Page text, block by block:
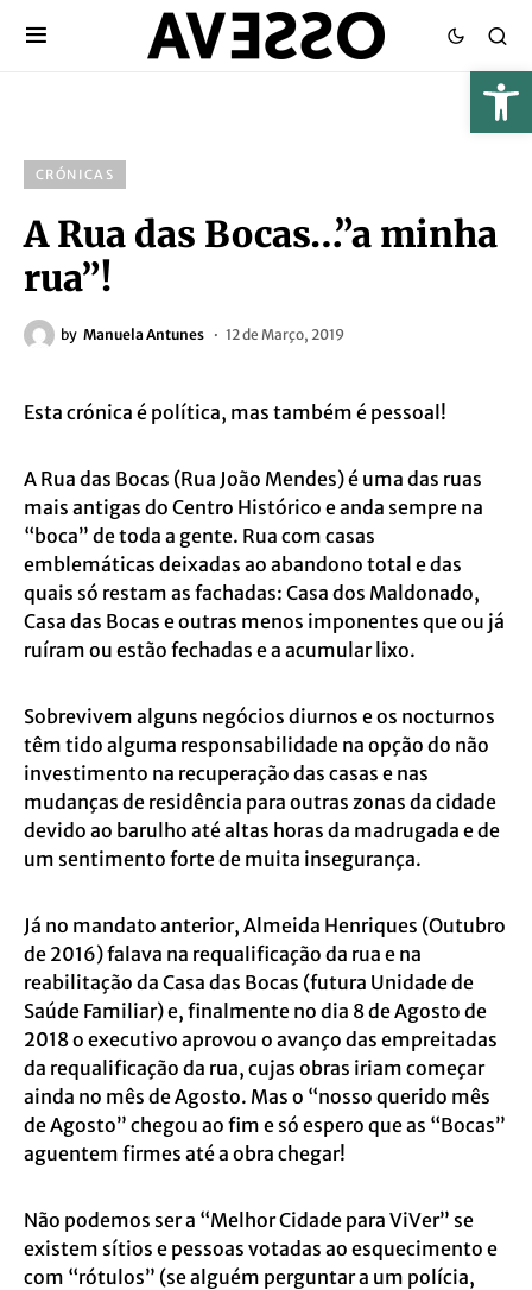
CRÓNICAS
A Rua das Bocas…”a minha
rua”!
by Manuela Antunes 12 de Março, 2019
Esta crónica é política, mas também é pessoal!
A Rua das Bocas (Rua João Mendes) é uma das ruas
mais antigas do Centro Histórico e anda sempre na
“boca” de toda a gente. Rua com casas
emblemáticas deixadas ao abandono total e das
quais só restam as fachadas: Casa dos Maldonado,
Casa das Bocas e outras menos imponentes que ou já
ruíram ou estão fechadas e a acumular lixo.
Sobrevivem alguns negócios diurnos e os nocturnos
têm tido alguma responsabilidade na opção do não
investimento na recuperação das casas e nas
mudanças de residência para outras zonas da cidade
devido ao barulho até altas horas da madrugada e de
um sentimento forte de muita insegurança.
Já no mandato anterior, Almeida Henriques (Outubro
de 2016) falava na requalificação da rua e na
reabilitação da Casa das Bocas (futura Unidade de
Saúde Familiar) e, finalmente no dia 8 de Agosto de
2018 o executivo aprovou o avanço das empreitadas
da requalificação da rua, cujas obras iriam começar
ainda no mês de Agosto. Mas o “nosso querido mês
de Agosto” chegou ao fim e só espero que as “Bocas”
aguentem firmes até a obra chegar!
Não podemos ser a “Melhor Cidade para ViVer” se
existem sítios e pessoas votadas ao esquecimento e
com “rótulos” (se alguém perguntar a um polícia,